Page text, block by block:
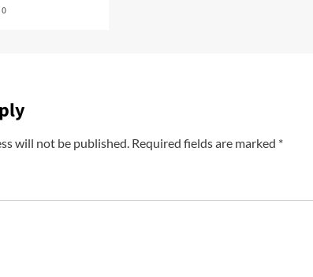
0
will not be published. Required fields are marked *